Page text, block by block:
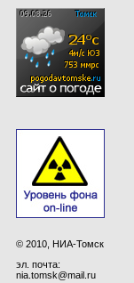
© 2010, НИА-Томск
эл. почта:
nia.tomsk@mail.ru